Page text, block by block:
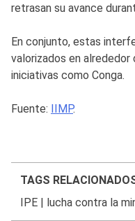
retrasan su avance
En conjunto, estas
valorizados en alrededor
iniciativas como Conga.
Fuente: IIMP.
TAGS
IPE| lucha contra la